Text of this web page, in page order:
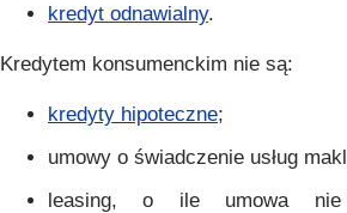
kredyt odnawialny.
Kredytem konsumenckim nie są:
kredyty hipoteczne;
umowy o świadczenie usług
leasing, o ile umowa nie